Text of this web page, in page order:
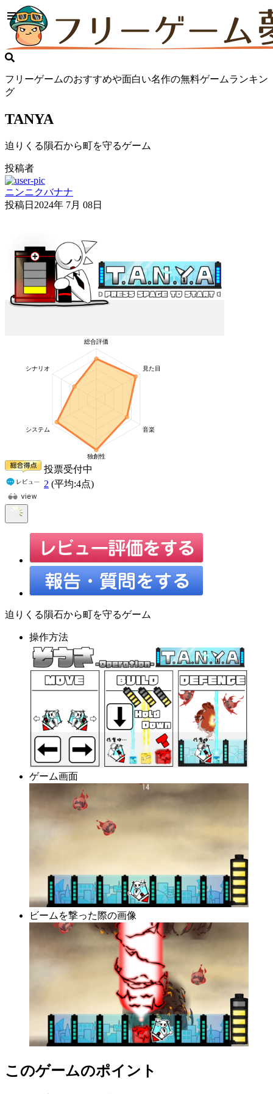
フリーゲームのおすすめや面白い名作の無料ゲームランキン
グ
TANYA
迫りくる隕石から町を守るゲーム
投稿者
ニンニクバナナ
投稿日 2024年 7月 08日
投票受付中
2 (平均:4点)
迫りくる隕石から町を守るゲーム
操作方法
ゲーム画面
ビームを撃った際の画像
このゲームのポイント